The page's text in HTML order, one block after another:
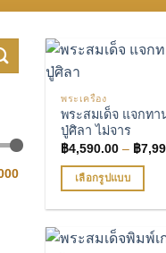
เพิ่
พระเครื่อง
พระสมเด็จ แจกทา
ปู่ศิลา ไม่จาร
฿4,590.00 – ฿
เลือกรูปแบบ
has